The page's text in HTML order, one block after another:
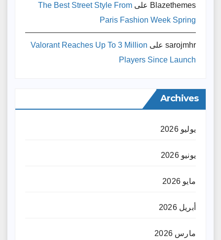
Blazethemes على The Best Street Style From
Paris Fashion Week Spring
sarojmhr على Valorant Reaches Up To 3 Million
Players Since Launch
Archives
يوليو 2026
يونيو 2026
مايو 2026
أبريل 2026
مارس 2026